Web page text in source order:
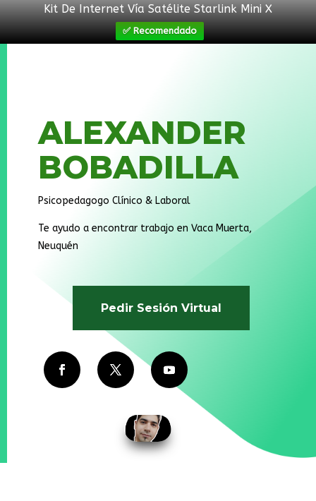
Kit De Internet Vía Satélite Starlink Mini X
✅ Recomendado
ALEXANDER
BOBADILLA
Psicopedagogo Clínico & Laboral
Te ayudo a encontrar trabajo en Vaca Muerta,
Neuquén
Pedir Sesión Virtual